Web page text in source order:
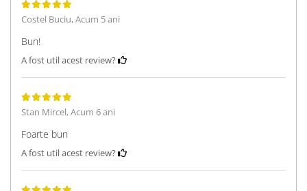
Costel Buciu,Acum 5 ani
Bun!
A fost util acest review?
Stan Mircel,Acum 6 ani
Foarte bun
A fost util acest review?